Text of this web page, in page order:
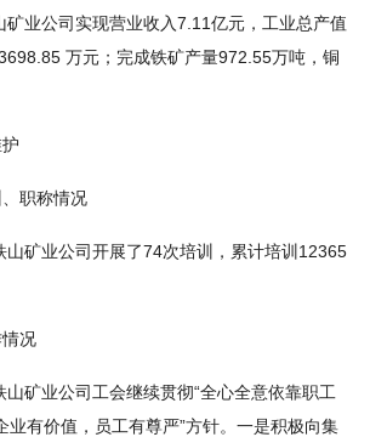
矿业公司实现营业收入7.11亿元，工业总产值
万元；完成铁矿产量972.55万吨，铜
、职称情况
山矿业公司开展了74次培训，累计培训12365
情况
山矿业公司工会继续贯彻“全心全意依靠职工
业有价值，员工有尊严”方针。一是积极向集